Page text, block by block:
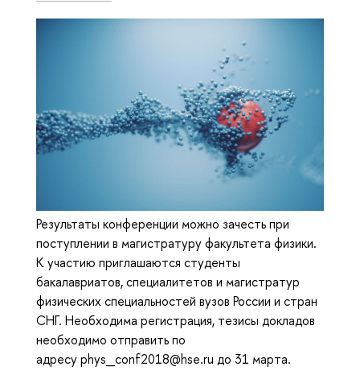
Результаты конференции можно зачесть при
поступлении в магистратуру факультета физики.
К участию приглашаются студенты
бакалавриатов, специалитетов и магистратур
физических специальностей вузов России и стран
СНГ. Необходима регистрация, тезисы докладов
необходимо отправить по
адресу phys_conf2018@hse.ru до 31 марта.